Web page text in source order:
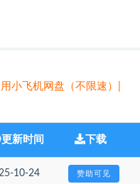
小飞机网盘（不限速）|
更新时间 下载
10-24 赞助可见